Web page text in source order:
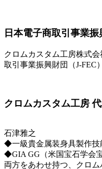
日本電子商取引事業振
クロムカスタム工房株式
取引事業振興財団（J-FEC
クロムカスタム工房
石津雅之
◆一級貴金属装身具製作技
◆GIA GG（米国宝石学会
両方をあわせ持つ、クロム